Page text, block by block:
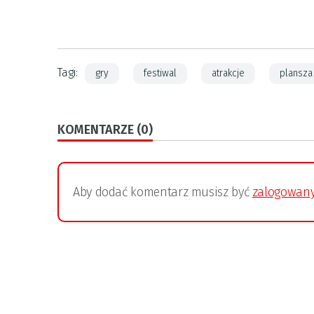
Tagi: gry festiwal atrakcje plansza
KOMENTARZE (0)
Aby dodać komentarz musisz być